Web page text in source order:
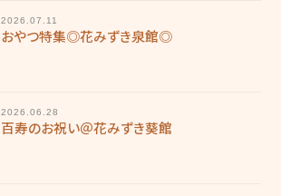
2026.07.11
おやつ特集◎花みずき泉館◎
2026.06.28
百寿のお祝い＠花みずき葵館